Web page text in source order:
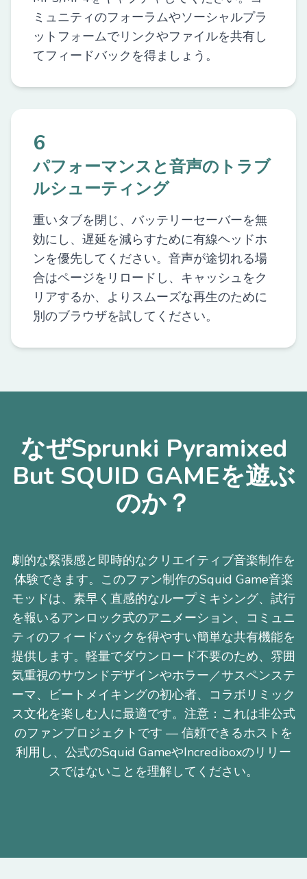
ミュニティのフォーラムやソーシャルプラ
ットフォームでリンクやファイルを共有し
てフィードバックを得ましょう。
6
パフォーマンスと音声のトラブ
ルシューティング
重いタブを閉じ、バッテリーセーバーを無
効にし、遅延を減らすために有線ヘッドホ
ンを優先してください。音声が途切れる場
合はページをリロードし、キャッシュをク
リアするか、よりスムーズな再生のために
別のブラウザを試してください。
なぜSprunki Pyramixed
But SQUID GAMEを遊ぶ
のか？
劇的な緊張感と即時的なクリエイティブ音楽制作を
体験できます。このファン制作のSquid Game音楽
モッドは、素早く直感的なループミキシング、試行
を報いるアンロック式のアニメーション、コミュニ
ティのフィードバックを得やすい簡単な共有機能を
提供します。軽量でダウンロード不要のため、雰囲
気重視のサウンドデザインやホラー／サスペンステ
ーマ、ビートメイキングの初心者、コラボリミック
ス文化を楽しむ人に最適です。注意：これは非公式
のファンプロジェクトです — 信頼できるホストを
利用し、公式のSquid GameやIncrediboxのリリー
スではないことを理解してください。